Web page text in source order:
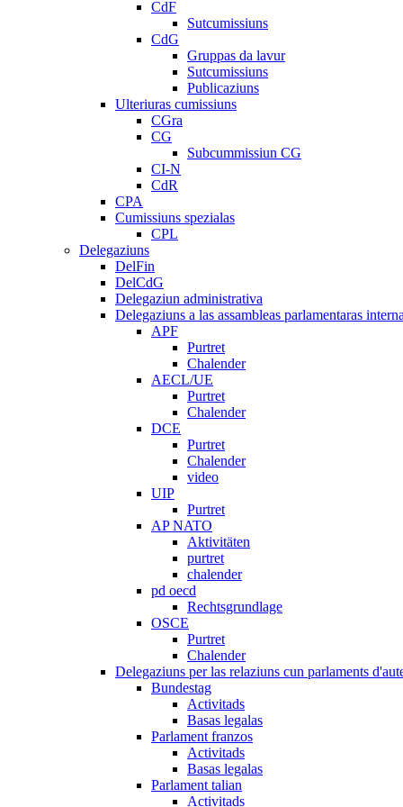
CdF
Sutcumissiuns
CdG
Gruppas da lavur
Sutcumissiuns
Publicaziuns
Ulteriuras cumissiuns
CGra
CG
Subcummissiun CG
CI-N
CdR
CPA
Cumissiuns spezialas
CPL
Delegaziuns
DelFin
DelCdG
Delegaziun administrativa
Delegaziuns a las assambleas parlamentaras
APF
Purtret
Chalender
AECL/UE
Purtret
Chalender
DCE
Purtret
Chalender
video
UIP
Purtret
AP NATO
Aktivitäten
purtret
chalender
pd oecd
Rechtsgrundlage
OSCE
Purtret
Chalender
Delegaziuns per las relaziuns cun parlaments
Bundestag
Activitads
Basas legalas
Parlament franzos
Activitads
Basas legalas
Parlament talian
Activitads